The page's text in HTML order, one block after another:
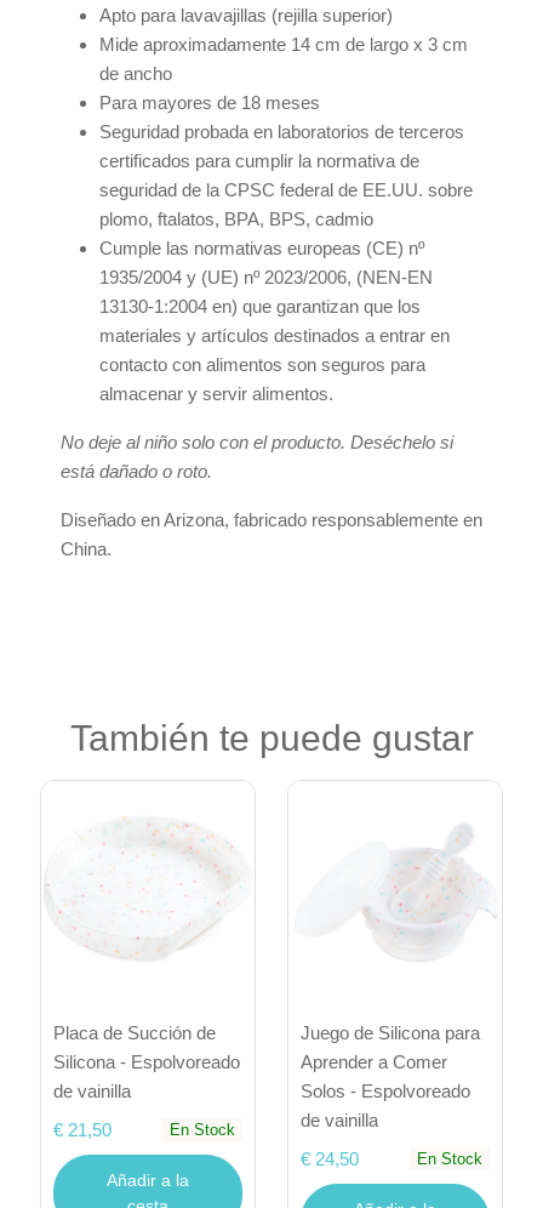
Apto para lavavajillas (rejilla superior)
Mide aproximadamente 14 cm de largo x 3 cm
de ancho
Para mayores de 18 meses
Seguridad probada en laboratorios de terceros
certificados para cumplir la normativa de
seguridad de la CPSC federal de EE.UU. sobre
plomo, ftalatos, BPA, BPS, cadmio
Cumple las normativas europeas (CE) nº
1935/2004 y (UE) nº 2023/2006, (NEN-EN
13130-1:2004 en) que garantizan que los
materiales y artículos destinados a entrar en
contacto con alimentos son seguros para
almacenar y servir alimentos.
No deje al niño solo con el producto. Deséchelo si
está dañado o roto.
Diseñado en Arizona, fabricado responsablemente en
China.
También te puede gustar
Placa de Succión de
Silicona - Espolvoreado
de vainilla
€ 21,50
En Stock
Añadir a la
Juego de Silicona para
Aprender a Comer
Solos - Espolvoreado
de vainilla
€ 24,50
En Stock